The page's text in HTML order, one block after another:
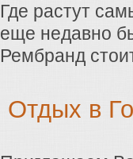
Где растут
еще недавно
Рембранд
Отдых в